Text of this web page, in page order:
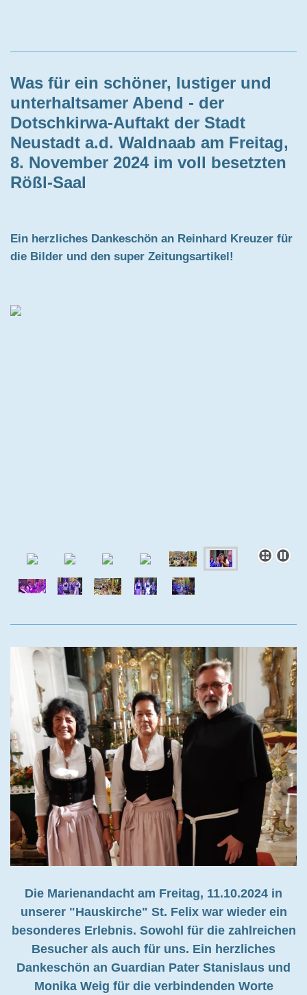
Was für ein schöner, lustiger und
unterhaltsamer Abend - der
Dotschkirwa-Auftakt der Stadt
Neustadt a.d. Waldnaab am Freitag,
8. November 2024 im voll besetzten
Rößl-Saal
Ein herzliches Dankeschön an Reinhard Kreuzer für
die Bilder und den super Zeitungsartikel!
Die Marienandacht am Freitag, 11.10.2024 in
unserer "Hauskirche" St. Felix war wieder ein
besonderes Erlebnis. Sowohl für die zahlreichen
Besucher als auch für uns. Ein herzliches
Dankeschön an Guardian Pater Stanislaus und
Monika Weig für die verbindenden Worte